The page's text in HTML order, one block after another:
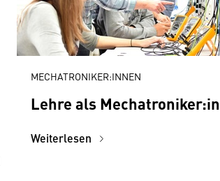
MECHATRONIKER:INNEN
Lehre als Mechatroniker:in
Weiterlesen